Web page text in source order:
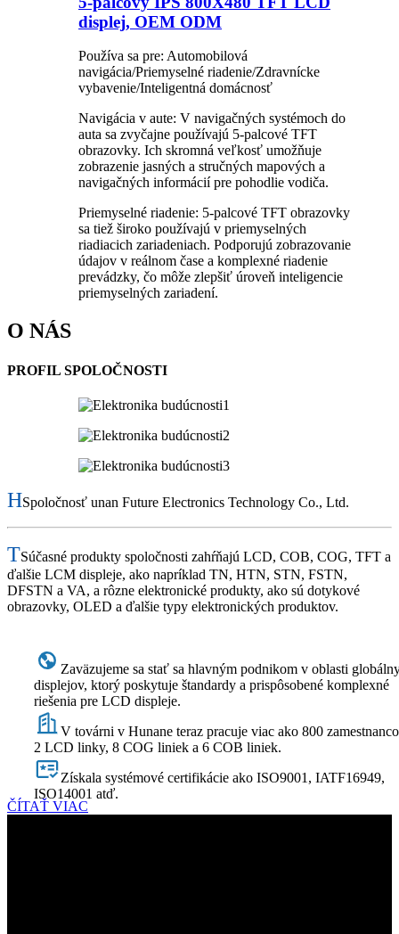
displej, OEM ODM
Používa sa pre: Automobilová
navigácia/Priemyselné riadenie/Zdravnícke
vybavenie/Inteligentná domácnosť
Navigácia v aute: V navigačných systémoch do
auta sa zvyčajne používajú 5-palcové TFT
obrazovky. Ich skromná veľkosť umožňuje
zobrazenie jasných a stručných mapových a
navigačných informácií pre pohodlie vodiča.
Priemyselné riadenie: 5-palcové TFT obrazovky
sa tiež široko používajú v priemyselných
riadiacich zariadeniach. Podporujú zobrazovanie
údajov v reálnom čase a komplexné riadenie
prevádzky, čo môže zlepšiť úroveň inteligencie
priemyselných zariadení.
O NÁS
PROFIL SPOLOČNOSTI
HSpoločnosť unan Future Electronics Technology Co., Ltd.
TSúčasné produkty spoločnosti zahŕňajú LCD, COB, COG, TFT a
ďalšie LCM displeje, ako napríklad TN, HTN, STN, FSTN,
DFSTN a VA, a rôzne elektronické produkty, ako sú dotykové
obrazovky, OLED a ďalšie typy elektronických produktov.
Zaväzujeme sa stať sa hlavným podnikom v oblasti
displejov, ktorý poskytuje štandardy a prispôsobené komplexné
riešenia pre LCD displeje.
V továrni v Hunane teraz pracuje viac ako 800
2 LCD linky, 8 COG liniek a 6 COB liniek.
Získala systémové certifikácie ako ISO9001, IATF16949,
ISO14001 atď.
ČÍTAŤ VIAC